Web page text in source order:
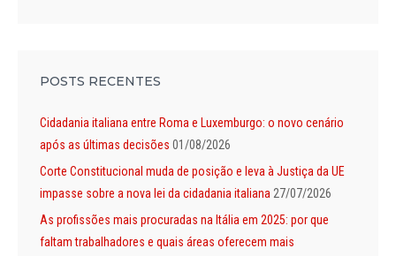
POSTS RECENTES
Cidadania italiana entre Roma e Luxemburgo: o novo cenário
após as últimas decisões 01/08/2026
Corte Constitucional muda de posição e leva à Justiça da UE
impasse sobre a nova lei da cidadania italiana 27/07/2026
As profissões mais procuradas na Itália em 2025: por que
faltam trabalhadores e quais áreas oferecem mais